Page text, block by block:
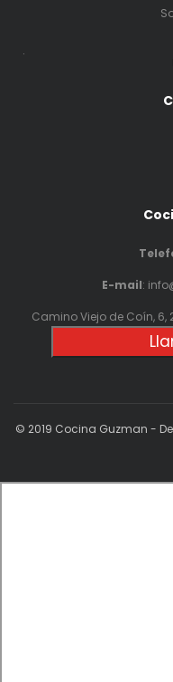
.
E-mail:
Camino Viejo de Coín, 6,
© 2019 Cocina Guzman -